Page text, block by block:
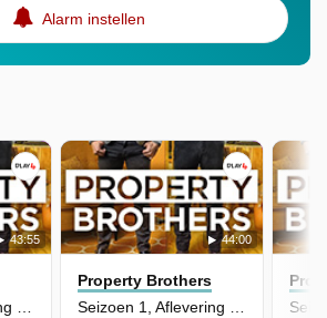
Alarm instellen
43:55
Seizoen 1, Aflevering 6 - Julie & Peter
44:00
Property Brothers
Seizoen 1, Aflevering 5 - Stephen & Julie